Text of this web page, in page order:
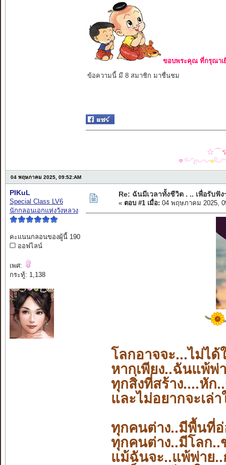
ขอบพระคุณ ที่กรุณาเ
ข้อความนี้ มี 8 สมาชิก มาชื่นชม
☆⌒ร
04 พฤษภาคม 2025, 09:52:AM
PIKuL
Special Class LV6
นักกลอนเอกแห่งวังหลวง
คะแนนกลอนของผู้นี้ 190
ออฟไลน์
เพศ:
กระทู้: 1,138
Re: ฉันมีเวลาทั้งชีวิต . .. เพื่อรับฟัง
« ตอบ #1 เมื่อ: 04 พฤษภาคม 2025,
โลกอาจจะ...ไม่ได้
หากเพียง..ฉันแพ้พ่
ทุกสิ่งที่สร้าง....หัก
และไม่อยากจะเล่า
ทุกคนต่าง..มีพื้นที่อ่
ทุกคนต่าง..มีโลก..
แม้ฉันจะ..แพ้พ่าย..